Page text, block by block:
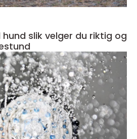
riktig og